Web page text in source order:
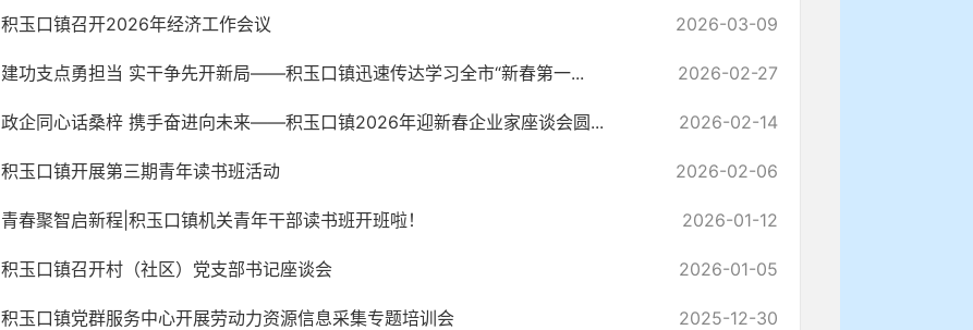
积玉口镇召开2026年经济工作会议 2026-03-09
建功支点勇担当 实干争先开新局——积玉口镇迅速传达学习全市“新春第一... 2026-02-27
政企同心话桑梓 携手奋进向未来——积玉口镇2026年迎新春企业家座谈会圆... 2026-02-14
积玉口镇开展第三期青年读书班活动 2026-02-06
青春聚智启新程|积玉口镇机关青年干部读书班开班啦！ 2026-01-12
积玉口镇召开村（社区）党支部书记座谈会 2026-01-05
积玉口镇党群服务中心开展劳动力资源信息采集专题培训会 2025-12-30